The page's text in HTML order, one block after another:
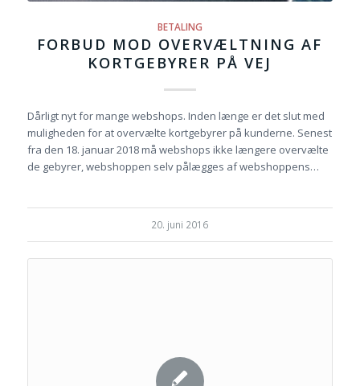
BETALING
FORBUD MOD OVERVÆLTNING AF
KORTGEBYRER PÅ VEJ
Dårligt nyt for mange webshops. Inden længe er det slut med
muligheden for at overvælte kortgebyrer på kunderne. Senest
fra den 18. januar 2018 må webshops ikke længere overvælte
de gebyrer, webshoppen selv pålægges af webshoppens…
20. juni 2016